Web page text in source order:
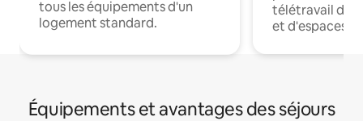
tous les équipements d'un
logement standard.
télétravail
et d'espaces
Équipements et avantages des séjours